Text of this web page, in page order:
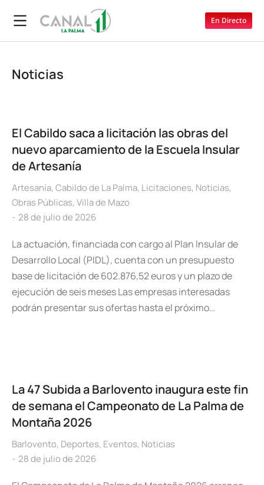
En Directo
Noticias
El Cabildo saca a licitación las obras del
nuevo aparcamiento de la Escuela Insular
de Artesanía
Artesanía, Cabildo de La Palma, Licitaciones, Noticias,
Obras Públicas, Villa de Mazo
28 de julio de 2026
La actuación, financiada con cargo al Plan Insular de
Desarrollo Local (PIDL), cuenta con un presupuesto
base de licitación de 602.876,52 euros y un plazo de
ejecución de seis meses Las empresas interesadas
podrán presentar sus ofertas hasta el próximo…
La 47 Subida a Barlovento inaugura este fin
de semana el Campeonato de La Palma de
Montaña 2026
Barlovento, Deportes, Eventos, Noticias
28 de julio de 2026